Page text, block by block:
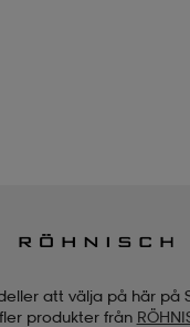
att välja på här på
produkter från